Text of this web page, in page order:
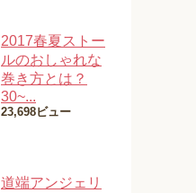
2017春夏ストー
ルのおしゃれな
巻き方とは？
30~...
23,698ビュー
道端アンジェリ